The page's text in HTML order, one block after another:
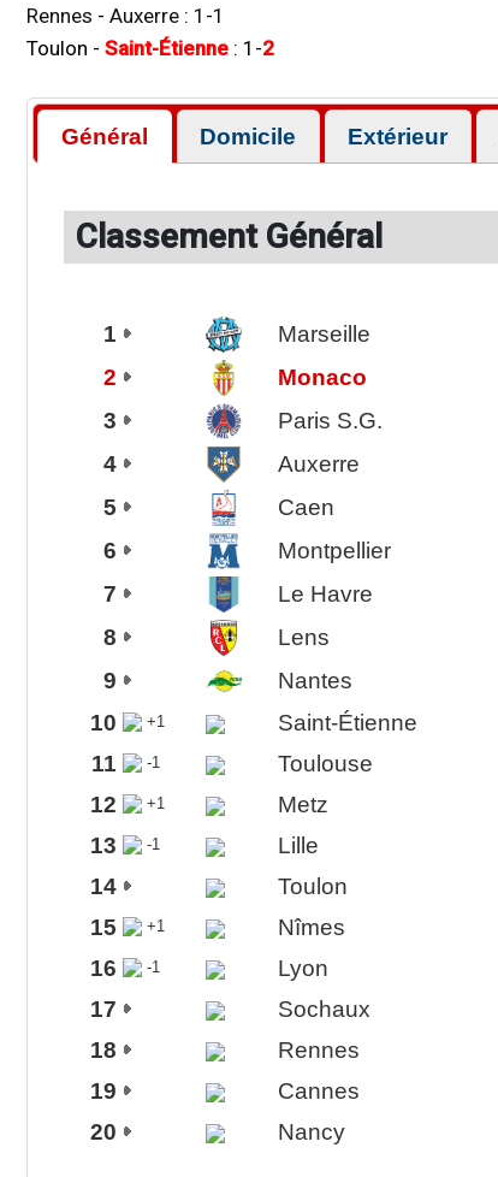
Rennes - Auxerre : 1 -1
Toulon - Saint-Étienne : 1 -2
Général Domicile Extérieur
Classement Général
1
Marseille
2
Monaco
3
Paris S.G.
4
Auxerre
5
Caen
6
Montpellier
7
Le Havre
8
Lens
9
Nantes
10
+1 Saint-Étienne
11
-1 Toulouse
12
+1 Metz
13
-1 Lille
14
Toulon
15
+1 Nîmes
16
-1 Lyon
17
Sochaux
18
Rennes
19
Cannes
20
Nancy